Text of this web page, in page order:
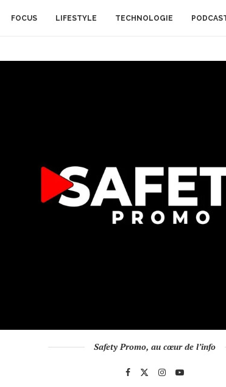
FOCUS LIFESTYLE TECHNOLOGIE
Safety Promo, au cœur de l’info